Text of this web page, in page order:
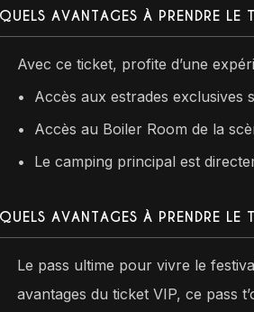
QUELS AVANTAGES À PRENDRE LE
Avec ce ticket, profite d’une
• Accès aux estrades exclusives
•⁠ ⁠Accès au Boiler Room de la
•⁠
Le camping principal est
QUELS AVANTAGES À PRENDRE LE
Le pass ultime pour vivre le
avantages du ticket VIP, ce pass